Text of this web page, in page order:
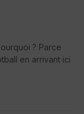
? Parce
en arrivant ici